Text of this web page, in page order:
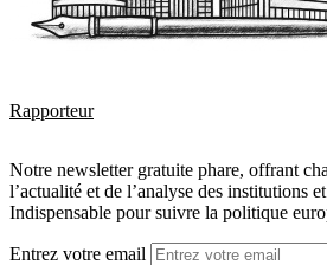
Rapporteur
Notre newsletter gratuite phare, offrant
l’actualité et de l’analyse des institutions
Indispensable pour suivre la politique
Entrez votre email